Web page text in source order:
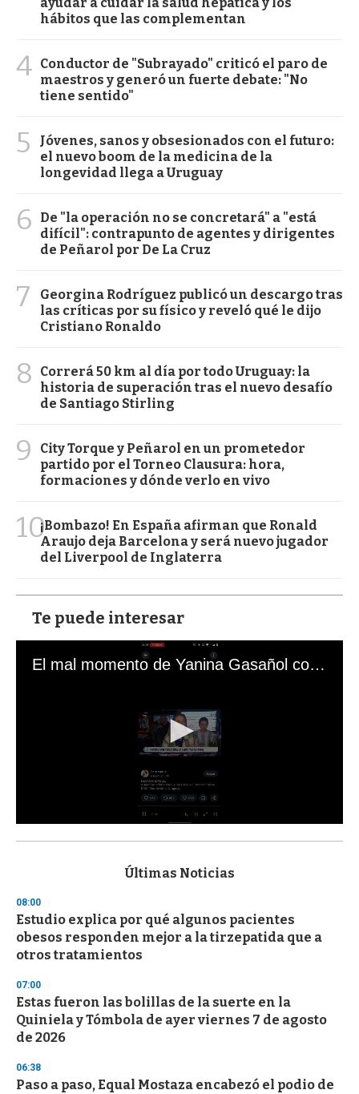
hábitos que las complementan
4 Conductor de "Subrayado" criticó el paro de
maestros y generó un fuerte debate: "No
tiene sentido"
5
Jóvenes, sanos y obsesionados con el futuro:
el nuevo boom de la medicina de la
longevidad llega a Uruguay
6
De "la operación no se concretará" a "está
difícil": contrapunto de agentes y dirigentes
de Peñarol por De La Cruz
7
Georgina Rodríguez publicó un descargo tras
las críticas por su físico y reveló qué le dijo
Cristiano Ronaldo
8
Correrá 50 km al día por todo Uruguay: la
historia de superación tras el nuevo desafío
de Santiago Stirling
9
City Torque y Peñarol en un prometedor
partido por el Torneo Clausura: hora,
formaciones y dónde verlo en vivo
10¡Bombazo! En España afirman que Ronald
Araujo deja Barcelona y será nuevo jugador
del Liverpool de Inglaterra
Te puede interesar
El mal momento de Yanina Gasañol con un hincha argentino en "Subrayado"
s
d
s
o
f
3
s
e
c
o
n
Últimas Noticias
08:00
Estudio explica por qué algunos pacientes
obesos responden mejor a la tirzepatida que a
otros tratamientos
07:00
Estas fueron las bolillas de la suerte en la
Quiniela y Tómbola de ayer viernes 7 de agosto
de 2026
06:38
Paso a paso, Equal Mostaza encabezó el podio de